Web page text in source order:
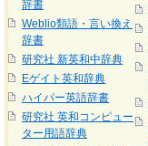
辞書
Weblio類語・言い換え
辞書
研究社 新英和中辞典
Eゲイト英和辞典
ハイパー英語辞書
研究社 英和コンピュー
ター用語辞典